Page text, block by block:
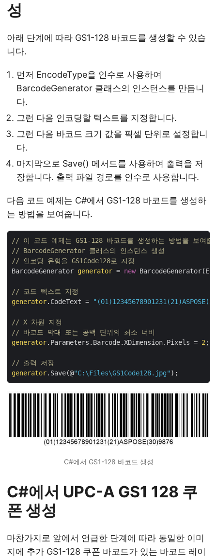
성
아래 단계에 따라 GS1-128 바코드를 생성할 수 있습
니다.
먼저 EncodeType을 인수로 사용하여
BarcodeGenerator 클래스의 인스턴스를 만듭니
다.
그런 다음 인코딩할 텍스트를 지정합니다.
그런 다음 바코드 크기 값을 픽셀 단위로 설정합니
다.
마지막으로 Save() 메서드를 사용하여 출력을 저
장합니다. 출력 파일 경로를 인수로 사용합니다.
다음 코드 예제는 C#에서 GS1-128 바코드를 생성하
는 방법을 보여줍니다.
// 이 코드 예제는 GS1-128 바코드를 생성하는 방법을 보여줍
// BarcodeGenerator 클래스의 인스턴스 생성
// 인코딩 유형을 GS1Code128로 지정
BarcodeGenerator generator = new
// 코드 텍스트 지정
generator.CodeText =
// X 차원 지정
// 바코드 막대 또는 공백 단위의 최소 너비
generator.Parameters.Barcode.XDimension.Pixels = 2 ;
// 출력 저장
generator.Save(@"C:\Files\GS1Code128.jpg"
C#에서 GS1-128 바코드 생성
C#에서 UPC-A GS1 128 쿠
폰 생성
마찬가지로 앞에서 언급한 단계에 따라 동일한 이미
지에 추가 GS1-128 쿠폰 바코드가 있는 바코드 레이